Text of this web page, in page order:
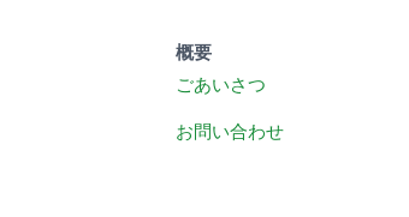
概要
ごあいさつ
お問い合わせ